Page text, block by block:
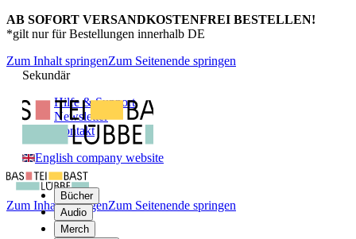
AB SOFORT VERSANDKOSTENFREI BESTELLEN!
*gilt nur für Bestellungen innerhalb DE
Zum Inhalt springenZum Seitenende springen
Sekundär
Hilfe & Support
Newsletter
Kontakt
English company website
Bücher
Audio
Merch
Zum Inhalt springenZum Seitenende springen